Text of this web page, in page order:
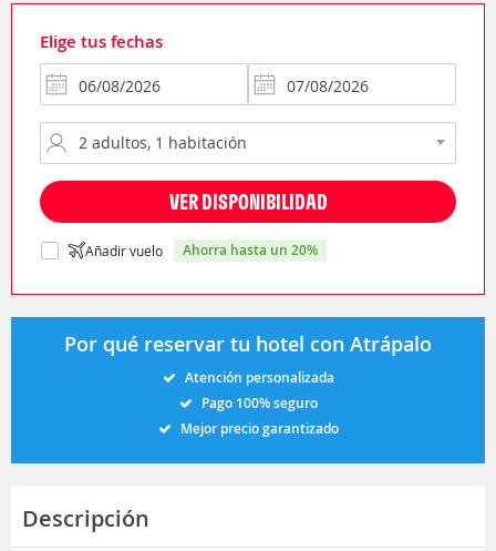
Elige tus fechas
VER DISPONIBILIDAD
Añadir vuelo ahorra hasta un 20%
Por qué reservar tu hotel con Atrápalo
Atención personalizada
Pago 100% seguro
Mejor precio garantizado
Descripción